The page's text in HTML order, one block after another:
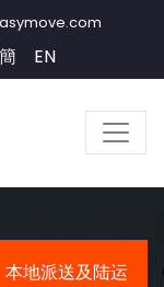
簡 EN
本地派送及陆运